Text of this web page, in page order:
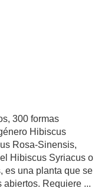
300 formas
Hibiscus
Rosa-Sinensis,
Hibiscus Syriacus o
es una planta que se
abiertos. Requiere ...